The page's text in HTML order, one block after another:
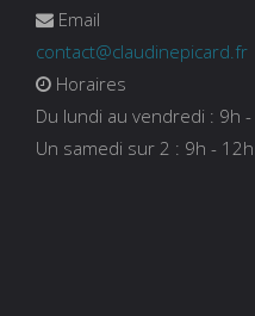
Email
contact@claudinepicard.fr
Horaires
Du lundi au vendredi : 9h
Un samedi sur 2 : 9h - 12h